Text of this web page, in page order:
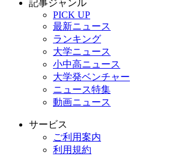
記事ジャンル
PICK UP
最新ニュース
ランキング
大学ニュース
小中高ニュース
大学発ベンチャー
ニュース特集
動画ニュース
サービス
ご利用案内
利用規約